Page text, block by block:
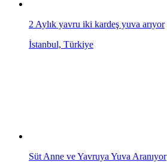
2 Aylık yavru iki kardeş yuva arıyor
İstanbul, Türkiye
Süt Anne ve Yavruya Yuva Aranıyor